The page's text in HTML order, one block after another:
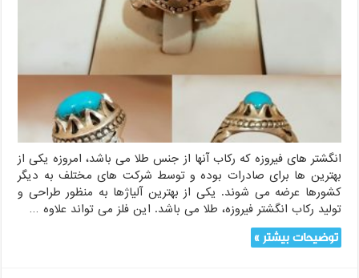
انگشتر های فیروزه که رکاب آنها از جنس طلا می باشد، امروزه یکی از
بهترین ها برای صادرات بوده و توسط شرکت های مختلف به دیگر
کشورها عرضه می شوند. یکی از بهترین آلیاژها به منظور طراحی و
تولید رکاب انگشتر فیروزه، طلا می باشد. این فلز می تواند علاوه …
توضیحات بیشتر »